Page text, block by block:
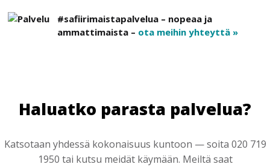
#safiirimaistapalvelua – nopeaa ja
ammattimaista – ota meihin yhteyttä »
Haluatko parasta palvelua?
Katsotaan yhdessä kokonaisuus kuntoon — soita 020 719
1950 tai kutsu meidät käymään. Meiltä saat